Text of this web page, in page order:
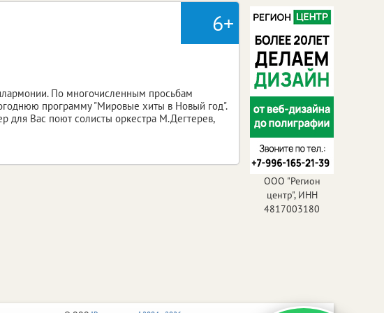
6+
По многочисленным просьбам
программу "Мировые хиты в Новый год".
для Вас поют солисты оркестра М.Дегтерев,
ООО "Регион
центр", ИНН
4817003180